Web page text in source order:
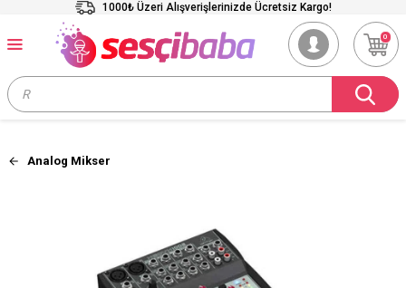
1000₺ Üzeri Alışverişlerinizde Ücretsiz Kargo!
0
Analog Mikser